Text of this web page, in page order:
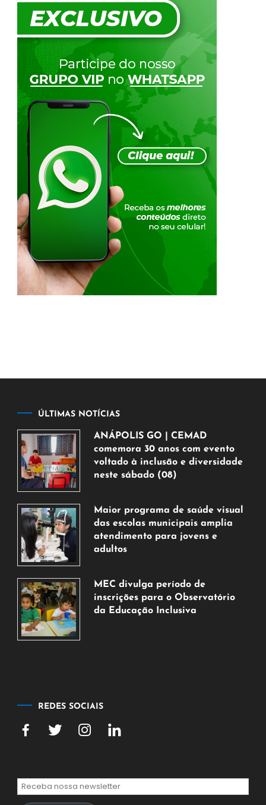
ÚLTIMAS NOTÍCIAS
ANÁPOLIS GO | CEMAD
comemora 30 anos com evento
voltado à inclusão e diversidade
neste sábado (08)
de
agosto
de
2026
Maior programa de saúde visual
das escolas municipais amplia
atendimento para jovens e
adultos
de
agosto
de
MEC divulga período de
inscrições para o Observatório
da Educação Inclusiva
REDES SOCIAIS